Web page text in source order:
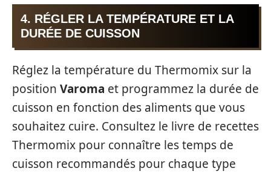
4. RÉGLER LA TEMPÉRATURE ET LA
DURÉE DE CUISSON
Réglez la température du Thermomix sur la
position Varoma et programmez la durée de
cuisson en fonction des aliments que vous
souhaitez cuire. Consultez le livre de recettes
Thermomix pour connaître les temps de
cuisson recommandés pour chaque type